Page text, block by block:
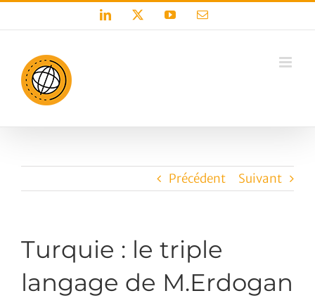
LinkedIn YouTubeEmail
Précédent Suivant
Turquie : le triple
langage de M.Erdogan